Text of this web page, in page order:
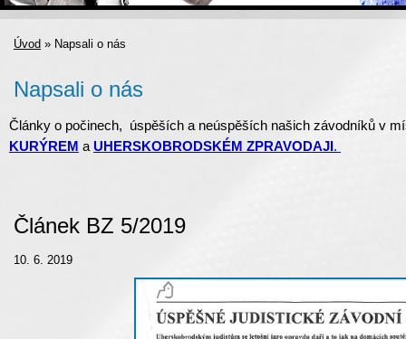
Úvod » Napsali o nás
Napsali o nás
Články o počinech, úspěších a neúspěších našich závodníků v
KURÝREM a UHERSKOBRODSKÉM ZPRAVODAJI.
Článek BZ 5/2019
10. 6. 2019